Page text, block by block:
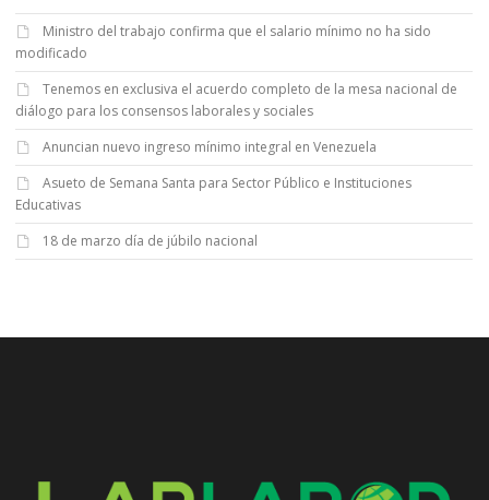
Ministro del trabajo confirma que el salario mínimo no ha sido
modificado
Tenemos en exclusiva el acuerdo completo de la mesa nacional de
diálogo para los consensos laborales y sociales
Anuncian nuevo ingreso mínimo integral en Venezuela
Asueto de Semana Santa para Sector Público e Instituciones
Educativas
18 de marzo día de júbilo nacional